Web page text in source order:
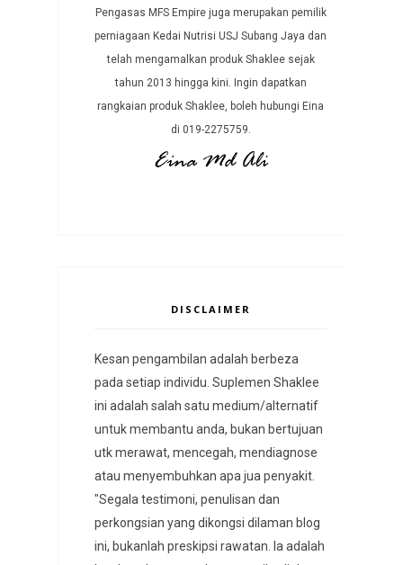
Pengasas MFS Empire juga merupakan pemilik
perniagaan Kedai Nutrisi USJ Subang Jaya dan
telah mengamalkan produk Shaklee sejak
tahun 2013 hingga kini. Ingin dapatkan
rangkaian produk Shaklee, boleh hubungi Eina
di 019-2275759.
DISCLAIMER
Kesan pengambilan adalah berbeza
pada setiap individu. Suplemen Shaklee
ini adalah salah satu medium/alternatif
untuk membantu anda, bukan bertujuan
utk merawat, mencegah, mendiagnose
atau menyembuhkan apa jua penyakit.
"Segala testimoni, penulisan dan
perkongsian yang dikongsi dilaman blog
ini, bukanlah preskipsi rawatan. Ia adalah